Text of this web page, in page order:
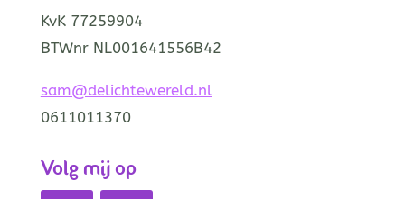
KvK 77259904
BTWnr NL001641556B42
sam@delichtewereld.nl
0611011370
Volg mij op